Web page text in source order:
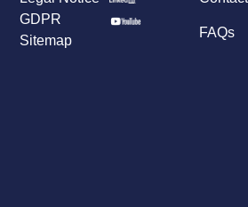
FAQs
GDPR
Sitemap